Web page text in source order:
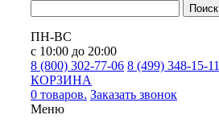
Поиск
ПН-ВС
с 10:00 до 20:00
8 (800) 302-77-06 8 (499) 348-15-11
КОРЗИНА
0 товаров. Заказать звонок
Меню